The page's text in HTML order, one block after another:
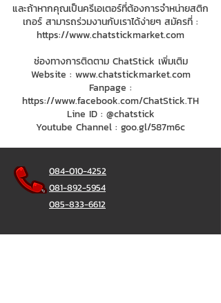
และถ้าหากคุณเป็นครีเอเตอร์ที่ต้องการจำหน่ายสติก
เกอร์ สามารถร่วมงานกับเราได้ง่ายๆ สมัครที่ :
https://www.chatstickmarket.com
ช่องทางการติดตาม ChatStick เพิ่มเติม
Website : www.chatstickmarket.com
Fanpage :
https://www.facebook.com/ChatStick.TH
Line ID : @chatstick
Youtube Channel : goo.gl/587m6c
084-010-4252
081-892-5954
085-833-6612
Office Hotline :02-297-0811